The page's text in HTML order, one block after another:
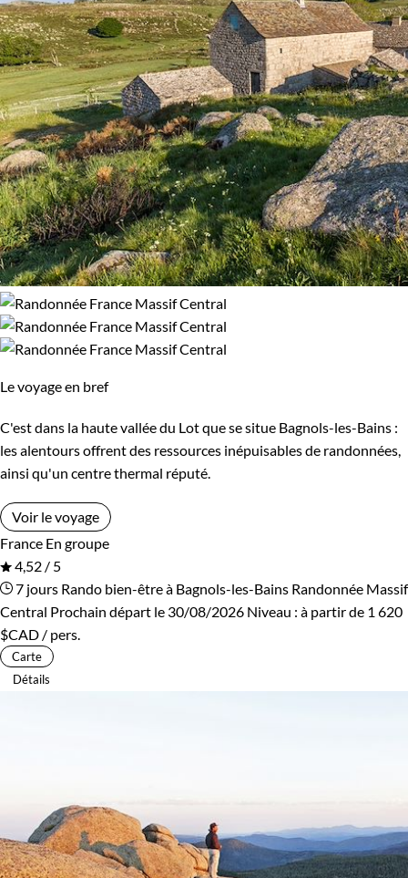
Le voyage en bref
C'est dans la haute vallée du Lot que se situe Bagnols-les-Bains :
les alentours offrent des ressources inépuisables de randonnées,
ainsi qu'un centre thermal réputé.
Voir le voyage
France En groupe
4,52 / 5
7 jours Rando bien-être à Bagnols-les-Bains Randonnée Massif
Central Prochain départ le 30/08/2026 Niveau : à partir de 1 620
$CAD / pers.
Carte
Détails